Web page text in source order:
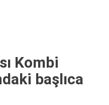
Kombi
başlıca